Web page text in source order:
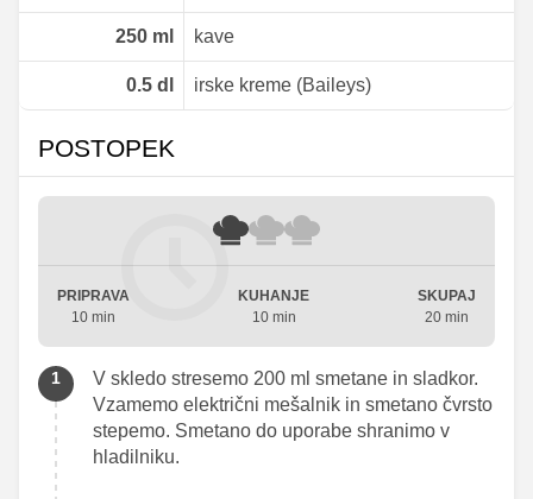
250ml kave
0.5dl irske kreme (Baileys)
POSTOPEK
PRIPRAVA
10 min
KUHANJE
10 min
SKUPAJ
20 min
V skledo stresemo 200 ml smetane in sladkor.
Vzamemo električni mešalnik in smetano čvrsto
stepemo. Smetano do uporabe shranimo v
hladilniku.